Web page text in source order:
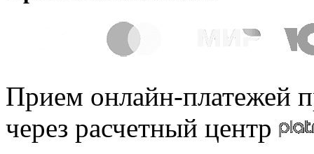
Прием онлайн-платежей
через расчетный центр